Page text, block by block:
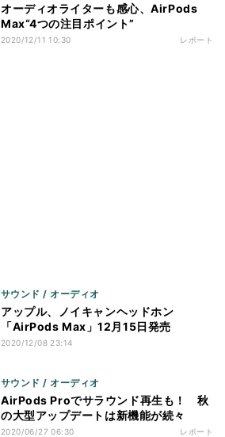
オーディオライターも感心、AirPods
Max“4つの注目ポイント”
2020/12/11 10:30 レポート
サウンド / オーディオ
アップル、ノイキャンヘッドホン
「AirPods Max」12月15日発売
2020/12/08 23:14
サウンド / オーディオ
AirPods Proでサラウンド再生も！ 秋
の大型アップデートは新機能が続々
2020/06/27 06:30 レポート